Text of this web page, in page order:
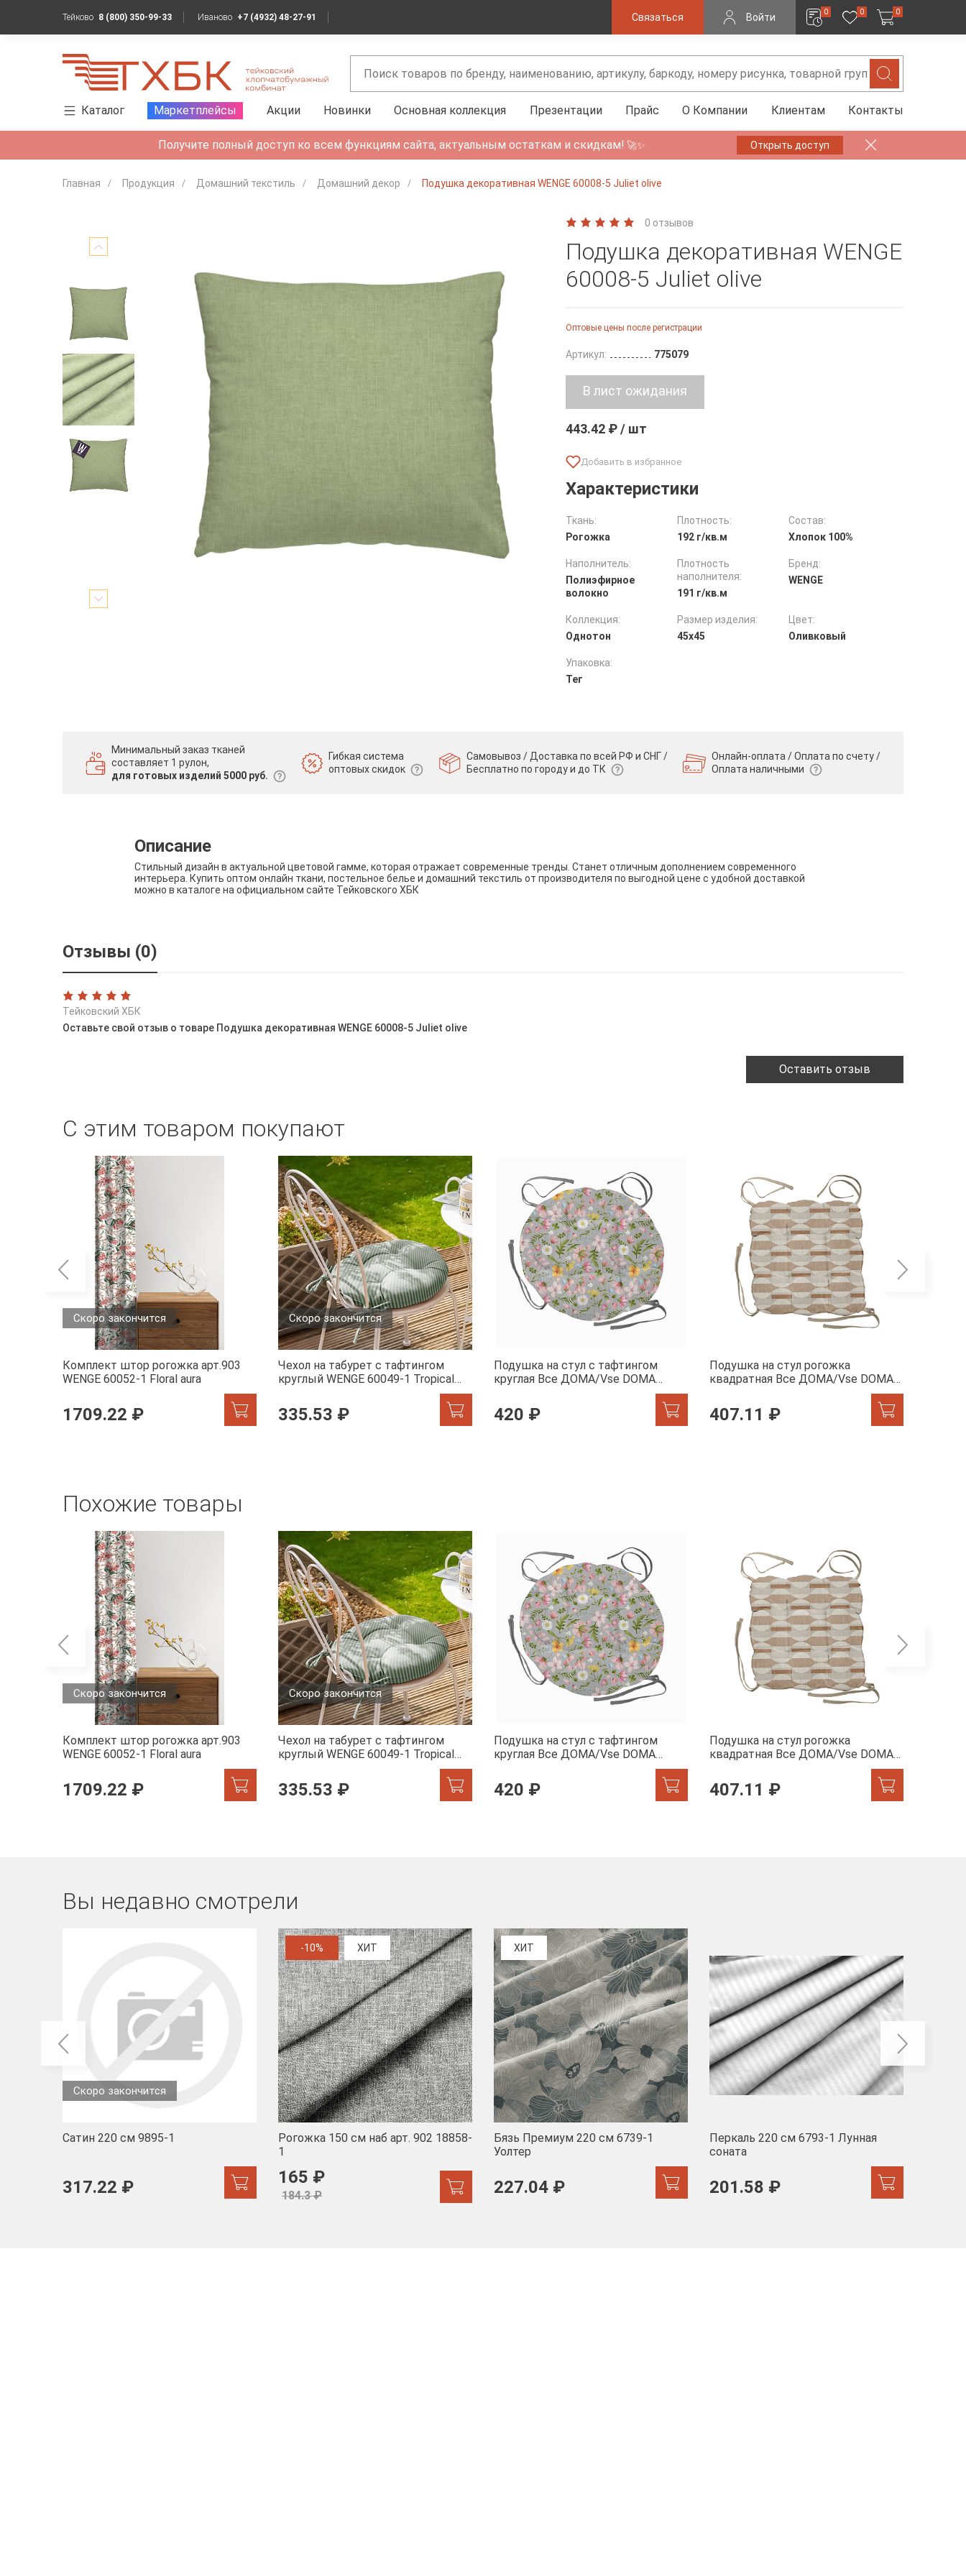
Тейково 8 (800) 350-99-33 Иваново +7 (4932) 48-27-91 Связаться Войти 0 0 0
Каталог Маркетплейсы Акции Новинки Основная коллекция Презентации Прайс О Компании Клиентам Контакты
Получите полный доступ ко всем функциям сайта, актуальным остаткам и скидкам! 🚀✨ Открыть доступ
Главная Продукция Домашний текстиль Домашний декор Подушка декоративная WENGE 60008-5 Juliet olive
0 отзывов
Подушка декоративная WENGE
60008-5 Juliet olive
Оптовые цены после регистрации
Артикул: 775079
443.42 ₽ / шт
Характеристики
Ткань:
Рогожка
Плотность:
192 г/кв.м
Состав:
Хлопок 100%
Наполнитель:
Полиэфирное
волокно
Плотность
наполнителя:
191 г/кв.м
Бренд:
WENGE
Коллекция:
Однотон
Размер изделия:
45х45
Цвет:
Оливковый
Упаковка:
Тег
Минимальный заказ тканей
составляет 1 рулон,
для готовых изделий 5000 руб.
Гибкая система
оптовых скидок
Самовывоз / Доставка по всей РФ и СНГ /
Бесплатно по городу и до ТК
Онлайн-оплата / Оплата по счету /
Оплата наличными
Описание
Стильный дизайн в актуальной цветовой гамме, которая отражает современные тренды. Станет отличным дополнением современного
интерьера. Купить оптом онлайн ткани, постельное белье и домашний текстиль от производителя по выгодной цене с удобной доставкой
можно в каталоге на официальном сайте Тейковского ХБК
Отзывы (0)
Тейковский ХБК
Оставьте свой отзыв о товаре Подушка декоративная WENGE 60008-5 Juliet olive
Оставить отзыв
С этим товаром покупают
Скоро закончится
Комплект штор рогожка арт.903
WENGE 60052-1 Floral aura
1709.22 ₽
Скоро закончится
Чехол на табурет с тафтингом
круглый WENGE 60049-1 Tropical
335.53 ₽
Подушка на стул с тафтингом
круглая Все ДОМА/Vse DOMA
420 ₽
Подушка на стул рогожка
квадратная Все ДОМА/Vse DOMA
407.11 ₽
Похожие товары
Скоро закончится
Комплект штор рогожка арт.903
WENGE 60052-1 Floral aura
1709.22 ₽
Скоро закончится
Чехол на табурет с тафтингом
круглый WENGE 60049-1 Tropical
335.53 ₽
Подушка на стул с тафтингом
круглая Все ДОМА/Vse DOMA
420 ₽
Подушка на стул рогожка
квадратная Все ДОМА/Vse DOMA
407.11 ₽
Вы недавно смотрели
Скоро закончится
Сатин 220 см 9895-1
317.22 ₽
-10% ХИТ
Рогожка 150 см наб арт. 902 18858-
1
165 ₽
184.3 ₽
ХИТ
Бязь Премиум 220 см 6739-1
Уолтер
227.04 ₽
Перкаль 220 см 6793-1 Лунная
соната
201.58 ₽